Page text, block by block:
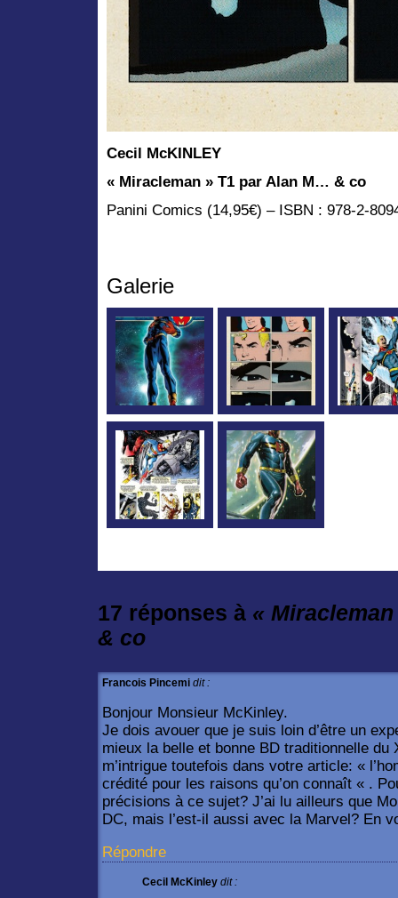
Cecil McKINLEY
« Miracleman » T1 par Alan M… & co
Panini Comics (14,95€) – ISBN : 978-2-
Galerie
17 réponses à «
& co
Francois Pincemi dit :
Bonjour Monsieur McKinley.
Je dois avouer que je suis loin d’être un
mieux la belle et bonne BD traditionnelle du
m’intrigue toutefois dans votre article: «
crédité pour les raisons qu’on connaît « .
précisions à ce sujet? J’ai lu ailleurs que
DC, mais l’est-il aussi avec la Marvel? En
Répondre
Cecil McKinley dit :